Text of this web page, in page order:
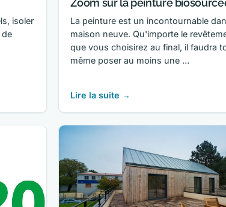
isoler
de
Zoom sur la peinture
La peinture est un incontournable
maison neuve. Qu'importe le
que vous choisirez au final, il faudra
même poser au moins une …
Lire la suite →